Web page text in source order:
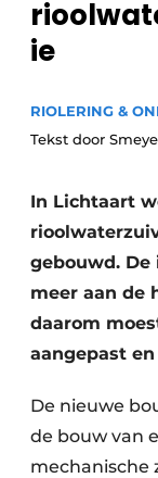
Vacatures
ie
RIOLERING &
Tekst door
In Lichtaart
gebouwd.
meer aan de
daarom
aangepast
De nieuwe
de bouw van
mechanische